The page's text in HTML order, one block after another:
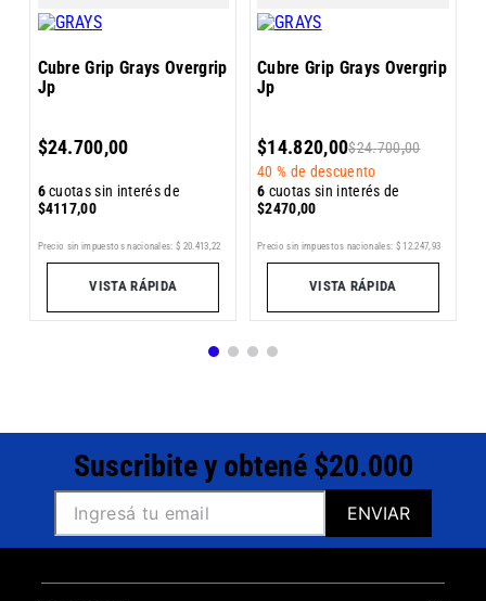
Cubre Grip Grays Overgrip
Jp
$24.700,00
6cuotas sin interés de
$4117,00
Precio sin impuestos nacionales: $ 20 413 22
VISTA RÁPIDA
Cubre Grip Grays Overgrip
Jp
$14.820,00$24.700,00
40 % de descuento
6 cuotas sin interés de
$2470,00
Precio sin impuestos nacionales: $ 12.247 93
VISTA RÁPIDA
Suscribite y obtené $20.000
ENVIAR